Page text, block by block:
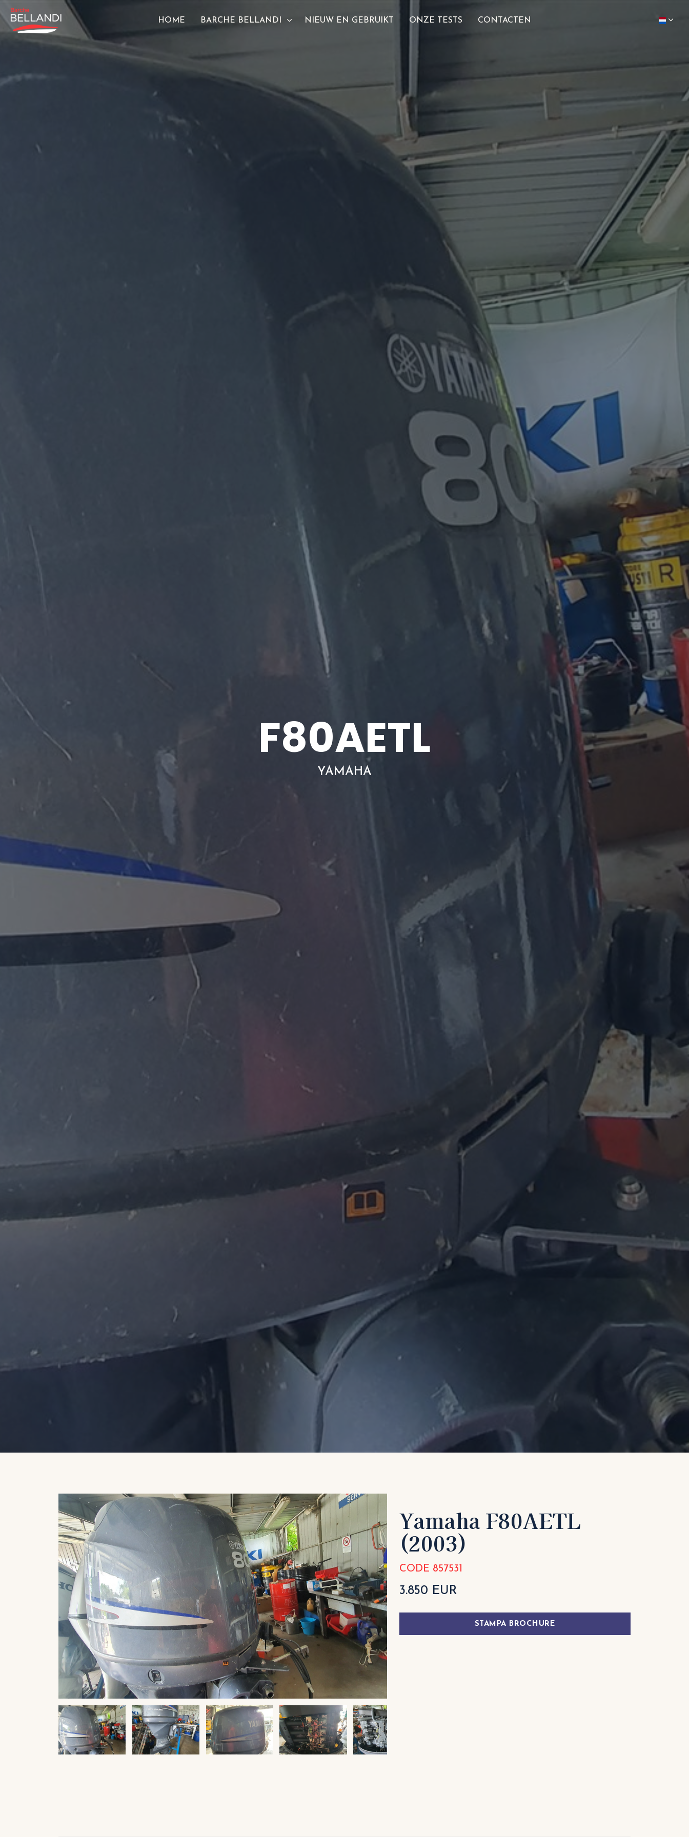
HOME BARCHE BELLANDI NIEUW EN GEBRUIKT ONZE TESTS CONTACTEN
F80AETL
YAMAHA
Yamaha F80AETL
(2003)
CODE 857531
3.850 EUR
STAMPA BROCHURE